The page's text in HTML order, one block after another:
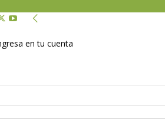
en tu cuenta